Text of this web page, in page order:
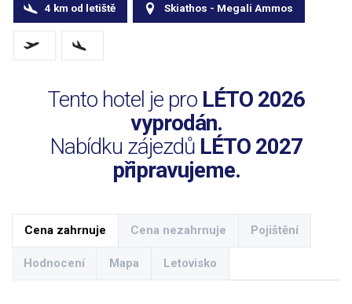
4 km od letiště Skiathos - Megali Ammos
Tento hotel je pro LÉTO 2026
vyprodán.
Nabídku zájezdů LÉTO 2027
připravujeme.
Cena zahrnuje Cena nezahrnuje Pojištění
Hodnocení Mapa Letovisko